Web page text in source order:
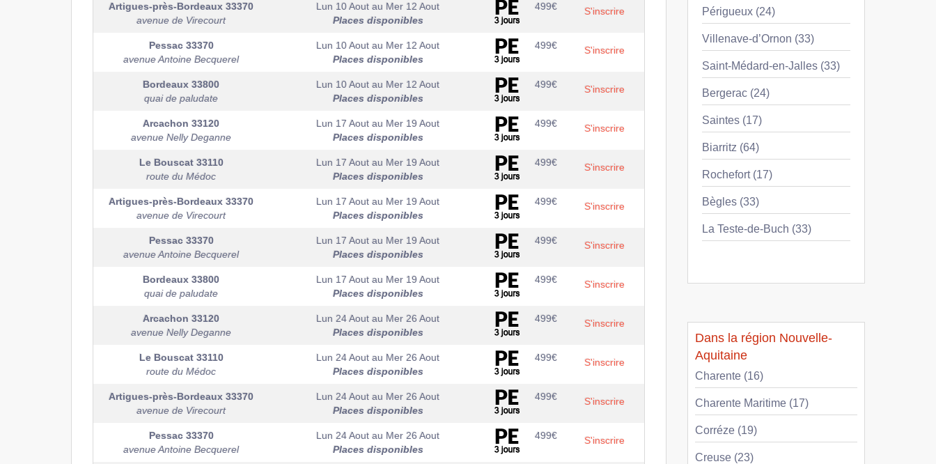
Artigues-près-Bordeaux 33370
avenue de Virecourt
Lun 10 Aout au Mer 12 Aout
Places disponibles
499€ S'inscrire
Pessac 33370
avenue Antoine Becquerel
Lun 10 Aout au Mer 12 Aout
Places disponibles
499€ S'inscrire
Bordeaux 33800
quai de paludate
Lun 10 Aout au Mer 12 Aout
Places disponibles
499€ S'inscrire
Arcachon 33120
avenue Nelly Deganne
Lun 17 Aout au Mer 19 Aout
Places disponibles
499€ S'inscrire
Le Bouscat 33110
route du Médoc
Lun 17 Aout au Mer 19 Aout
Places disponibles
499€ S'inscrire
Artigues-près-Bordeaux 33370
avenue de Virecourt
Lun 17 Aout au Mer 19 Aout
Places disponibles
499€ S'inscrire
Pessac 33370
avenue Antoine Becquerel
Lun 17 Aout au Mer 19 Aout
Places disponibles
499€ S'inscrire
Bordeaux 33800
quai de paludate
Lun 17 Aout au Mer 19 Aout
Places disponibles
499€ S'inscrire
Arcachon 33120
avenue Nelly Deganne
Lun 24 Aout au Mer 26 Aout
Places disponibles
499€ S'inscrire
Le Bouscat 33110
route du Médoc
Lun 24 Aout au Mer 26 Aout
Places disponibles
499€ S'inscrire
Artigues-près-Bordeaux 33370
avenue de Virecourt
Lun 24 Aout au Mer 26 Aout
Places disponibles
499€ S'inscrire
Pessac 33370
avenue Antoine Becquerel
Lun 24 Aout au Mer 26 Aout
Places disponibles
499€ S'inscrire
Périgueux (24)
Villenave-d’Ornon (33)
Saint-Médard-en-Jalles (33)
Bergerac (24)
Saintes (17)
Biarritz (64)
Rochefort (17)
Bègles (33)
La Teste-de-Buch (33)
Dans la région Nouvelle-
Aquitaine
Charente (16)
Charente Maritime (17)
Corréze (19)
Creuse (23)